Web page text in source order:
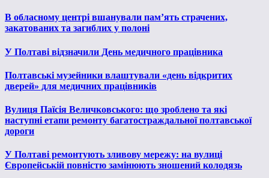
В обласному центрі вшанували пам’ять страчених,
закатованих та загиблих у полоні
У Полтаві відзначили День медичного працівника
Полтавські музейники влаштували «день відкритих
дверей» для медичних працівників
Вулиця Паїсія Величковського: що зроблено та які
наступні етапи ремонту багатостраждальної полтавської
дороги
У Полтаві ремонтують зливову мережу: на вулиці
Європейській повністю замінюють зношений колодязь